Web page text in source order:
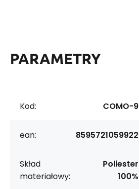
PARAMETRY
Kod: COMO-9
ean: 8595721059922
Skład
materiałowy:
Poliester
100%